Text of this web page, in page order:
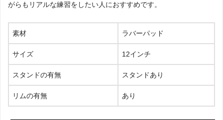
がらもリアルな練習をしたい人におすすめです。
素材 ラバーパッド
サイズ 12インチ
スタンドの有無 スタンドあり
リムの有無 あり